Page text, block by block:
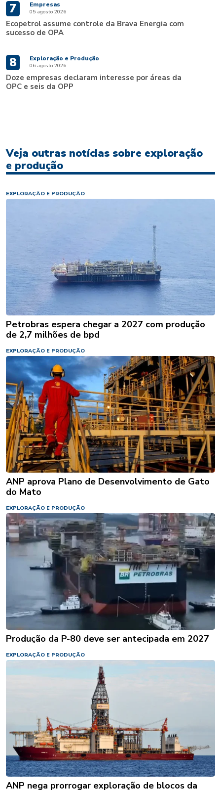
7 Empresas
05 agosto 2026
Ecopetrol assume controle da Brava Energia com
sucesso de OPA
8 Exploração e Produção
06 agosto 2026
Doze empresas declaram interesse por áreas da
OPC e seis da OPP
Veja outras notícias sobre exploração
e produção
EXPLORAÇÃO E PRODUÇÃO
Petrobras espera chegar a 2027 com produção
de 2,7 milhões de bpd
EXPLORAÇÃO E PRODUÇÃO
ANP aprova Plano de Desenvolvimento de Gato
do Mato
EXPLORAÇÃO E PRODUÇÃO
Produção da P-80 deve ser antecipada em 2027
EXPLORAÇÃO E PRODUÇÃO
ANP nega prorrogar exploração de blocos da